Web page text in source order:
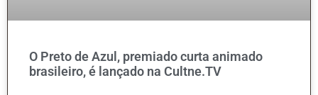
O Preto de Azul, premiado curta animado
brasileiro, é lançado na Cultne.TV